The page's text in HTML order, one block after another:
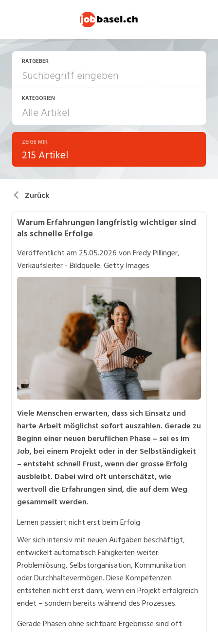
RATGEBER
KATEGORIEN
Arbeitsalltag
Arbeitsrecht
Bewerbung und Karriere
Videos
ZEIGE MIR
215 Artikel
Zurück
Warum Erfahrungen langfristig wichtiger sind
als schnelle Erfolge
Veröffentlicht am 25.05.2026von Fredy Pillinger,
Verkaufsleiter - Bildquelle: Getty Images
Viele Menschen erwarten, dass sich Einsatz und
harte Arbeit möglichst sofort auszahlen. Gerade zu
Beginn einer neuen beruflichen Phase – sei es im
Job, bei einem Projekt oder in der Selbständigkeit
– entsteht schnell Frust, wenn der grosse Erfolg
ausbleibt. Dabei wird oft unterschätzt, wie
wertvoll die Erfahrungen sind, die auf dem Weg
gesammelt werden.
Lernen passiert nicht erst beim Erfolg
Wer sich intensiv mit neuen Aufgaben beschäftigt,
entwickelt automatisch Fähigkeiten weiter:
Problemlösung, Selbstorganisation, Kommunikation
oder Durchhaltevermögen. Diese Kompetenzen
entstehen nicht erst dann, wenn ein Projekt erfolgreich
endet – sondern bereits während des Prozesses.
Gerade Phasen ohne sichtbare Ergebnisse sind oft